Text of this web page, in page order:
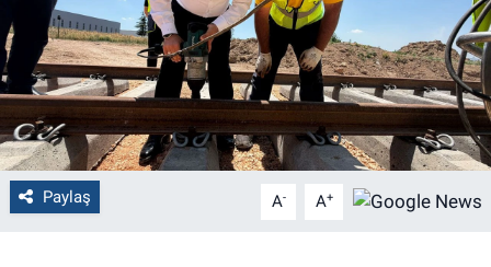
Paylaş A- A+
Politika
Bilecik
Kütahya
Gezi